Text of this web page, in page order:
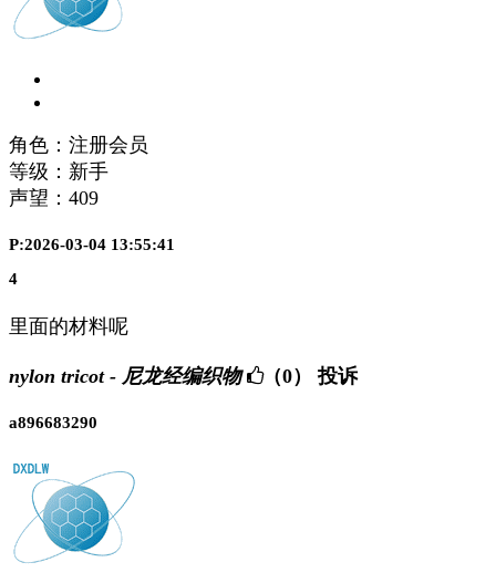
角色：注册会员
等级：新手
声望： 409
P:2026-03-04 13:55:41
4
里面的材料呢
nylon tricot - 尼龙经编织物 （0） 投诉
a896683290